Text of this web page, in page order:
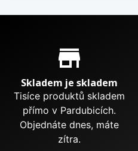
Proč nakupovat u nás?
store_mall_directory
Skladem je skladem
Tisíce produktů skladem
přímo v Pardubicích.
Objednáte dnes, máte
zítra.